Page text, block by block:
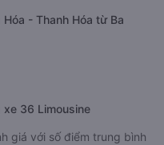
- Thanh Hóa từ Ba
36 Limousine
giá với số điểm trung bình